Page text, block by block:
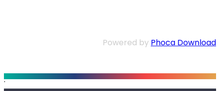
Powered by Phoca Download
.